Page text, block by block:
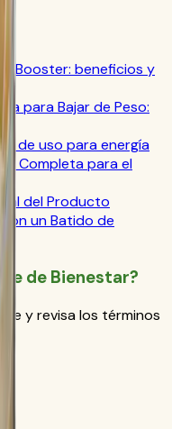
Booster: beneficios y
para Bajar de Peso:
de uso para energía
Completa para el
del Producto
un Batido de
de Bienestar?
y revisa los términos